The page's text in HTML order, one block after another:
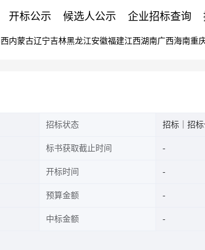
开标公示 候选人公示 企业招标查询
内蒙古辽宁吉林黑龙江安徽福建江西湖南广西海南重
招标状态 招标｜招
标书获取截止时间
开标时间
预算金额
中标金额